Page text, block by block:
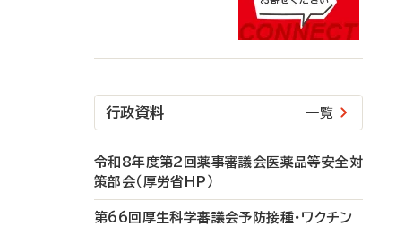
行政資料 一覧
令和8年度第2回薬事審議会医薬品等安全対
策部会（厚労省HP）
第66回厚生科学審議会予防接種・ワクチン